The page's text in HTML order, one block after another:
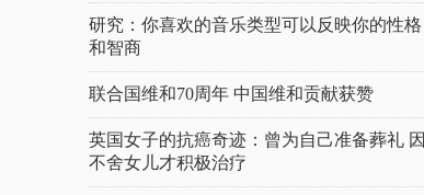
研究：你喜欢的音乐类型可以反映你的性格
和智商
联合国维和70周年 中国维和贡献获赞
英国女子的抗癌奇迹：曾为自己准备葬礼 因
不舍女儿才积极治疗